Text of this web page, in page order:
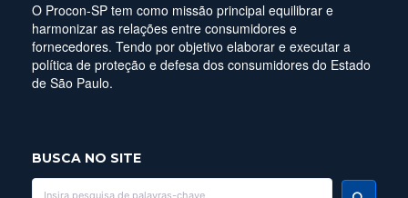
O Procon-SP tem como missão principal equilibrar e
harmonizar as relações entre consumidores e
fornecedores. Tendo por objetivo elaborar e executar a
política de proteção e defesa dos consumidores do Estado
de São Paulo.
BUSCA NO SITE